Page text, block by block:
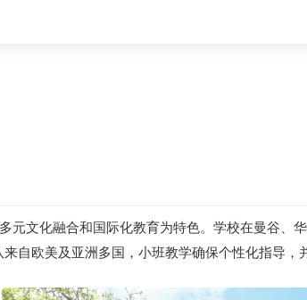
元文化融合和国际化教育为特色。学校在曼谷
自欧美及亚洲多国，小班教学确保个性化指导